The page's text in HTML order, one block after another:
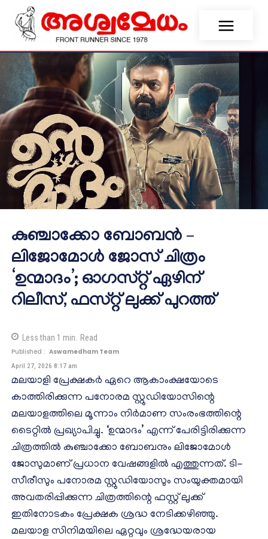
കുഞ്ചാക്കോ ബോബൻ –
ലിജോമോൾ ജോസ് ചിത്രം
‘ഉന്മാദം’; ഓഗസ്റ്റ് ഏഴിന്
റിലീസ്, ഫസ്റ്റ് ലുക്ക് പുറത്ത്
Less than 1 min. Read
Published : Aswamedham Team
April 27, 2026 8:17 am
മലയാളി പ്രേക്ഷകർ ഏറെ ആകാംക്ഷയോടെ
കാത്തിരിക്കുന്ന പനോരമ സ്റ്റുഡിയോസിന്റെ
മലയാളത്തിലെ മൂന്നാം നിർമാണ സംരംഭത്തിന്റെ
ടൈറ്റിൽ പ്രഖ്യാപിച്ചു. ‘ഉന്മാദം’ എന്ന് പേരിട്ടിരിക്കുന്ന
ചിത്രത്തിൽ കുഞ്ചാക്കോ ബോബനും ലിജോമോൾ
ജോസുമാണ് പ്രധാന വേഷങ്ങളിൽ എത്തുന്നത്. ടി-
സീരീസും പനോരമ സ്റ്റുഡിയോസും സംയുക്തമായി
അവതരിപ്പിക്കുന്ന ചിത്രത്തിന്റെ ഫസ്റ്റ് ലുക്ക്
ഇതിനോടകം പ്രേക്ഷക ശ്രദ്ധ നേടിക്കഴിഞ്ഞു.
മലയാള സിനിമയിലെ ഏറ്റവും ശ്രദ്ധേയരായ